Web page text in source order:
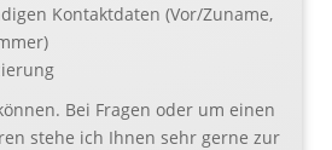
Kontaktdaten (Vor/Zuname,
Bei Fragen oder um einen
stehe ich Ihnen sehr gerne zur